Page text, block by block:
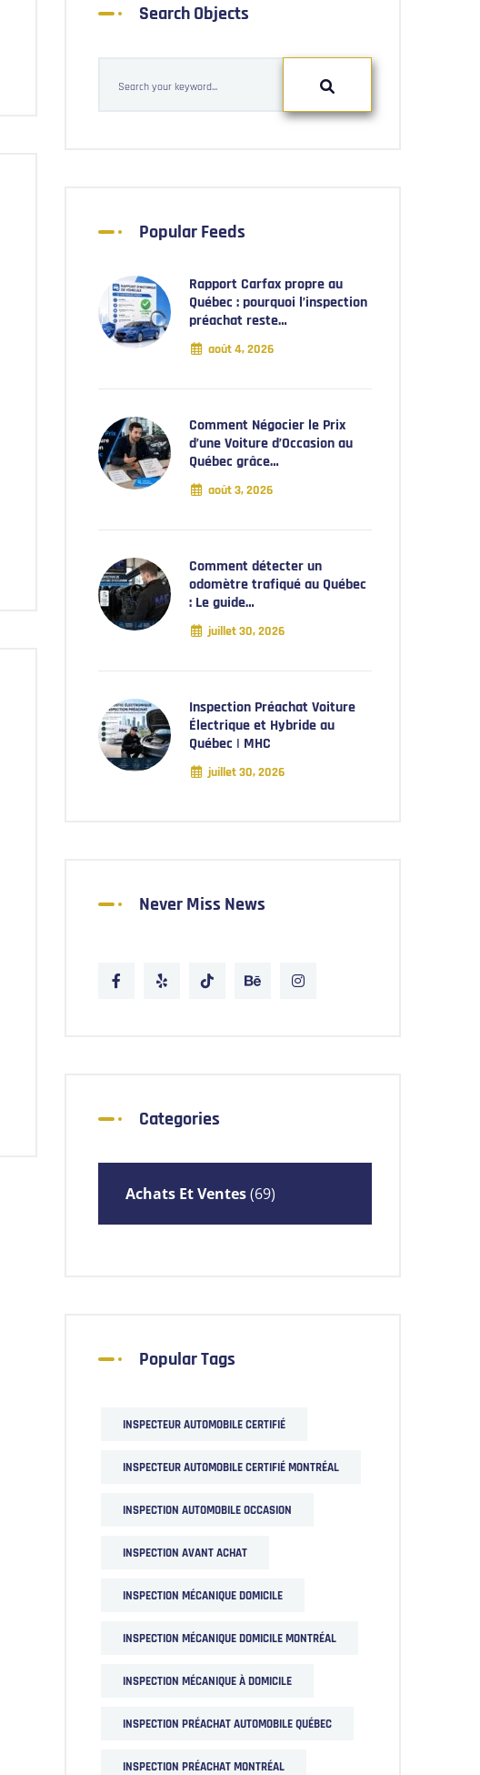
Search Objects
Popular Feeds
Rapport Carfax propre au
Québec : pourquoi l’inspection
préachat reste…
août 4, 2026
Comment Négocier le Prix
d’une Voiture d’Occasion au
Québec grâce…
août 3, 2026
Comment détecter un
odomètre trafiqué au Québec
: Le guide…
juillet 30, 2026
Inspection Préachat Voiture
Électrique et Hybride au
Québec | MHC
juillet 30, 2026
Never Miss News
Categories
Achats Et Ventes(69)
Popular Tags
INSPECTEUR AUTOMOBILE CERTIFIÉ
INSPECTEUR AUTOMOBILE CERTIFIÉ MONTRÉAL
INSPECTION AUTOMOBILE OCCASION
INSPECTION AVANT ACHAT
INSPECTION MÉCANIQUE DOMICILE
INSPECTION MÉCANIQUE DOMICILE MONTRÉAL
INSPECTION MÉCANIQUE À DOMICILE
INSPECTION PRÉACHAT AUTOMOBILE QUÉBEC
INSPECTION PRÉACHAT MONTRÉAL